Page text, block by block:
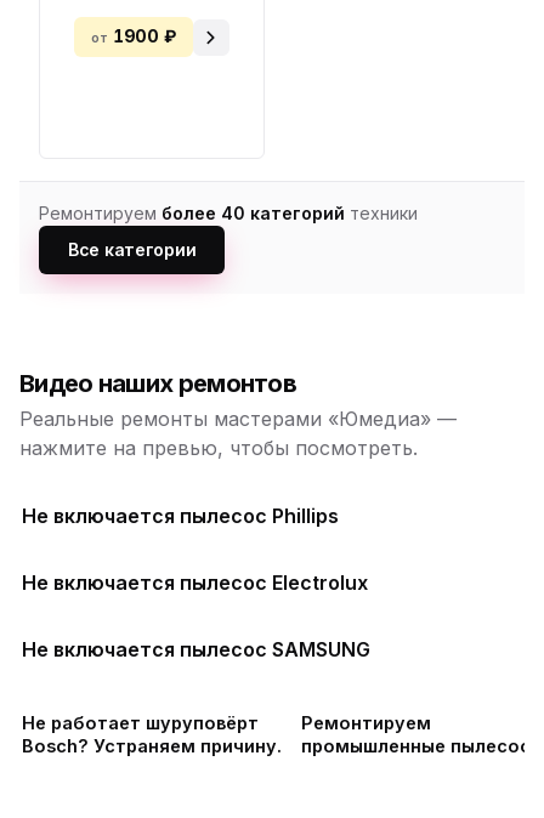
от 1900 ₽
Ремонтируем более 40 категорий техники
Все категории
Видео наших ремонтов
Реальные ремонты мастерами «Юмедиа» —
нажмите на превью, чтобы посмотреть.
Не включается пылесос Phillips
Не включается пылесос Electrolux
Не включается пылесос SAMSUNG
Не работает шуруповёрт
Bosch? Устраняем причину.
Ремонтируем
промышленные пылесосы